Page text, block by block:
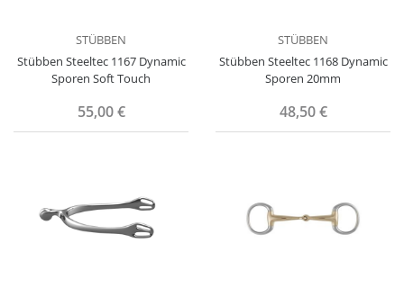
STÜBBEN
Stübben Steeltec 1167 Dynamic
Sporen Soft Touch
55,00 €
STÜBBEN
Stübben Steeltec 1168 Dynamic
Sporen 20mm
48,50 €